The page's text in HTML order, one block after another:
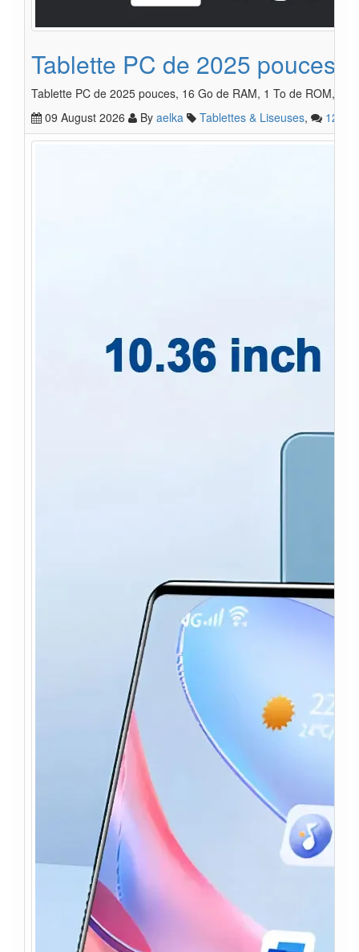
Tablette PC de 2025 pouces,
Tablette PC de 2025 pouces, 16 Go de RAM, 1 To de ROM,
09 August 2026
By aelka Tablettes & Liseuses, 12